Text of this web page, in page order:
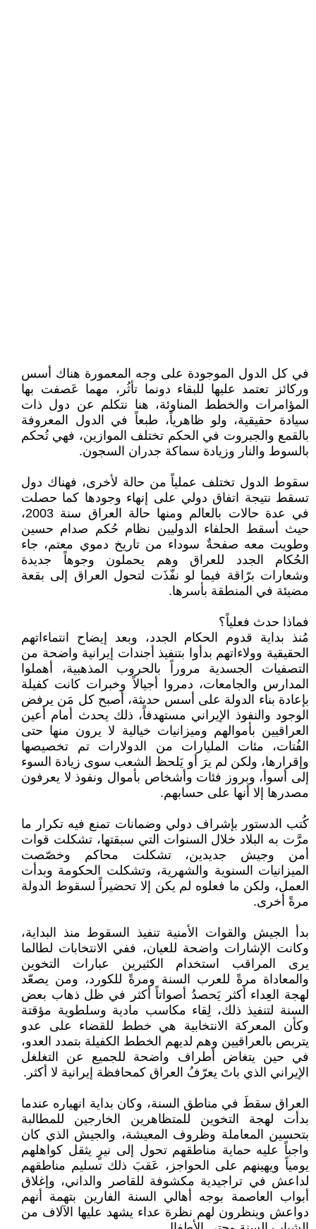
في كل الدول الموجودة على وجه المعمورة هناك أسس
وركائز تعتمد عليها للبقاء دونما تأثُر، مهما عَصفت بها
المؤامرات والخطط المناوئة، هنا نتكلم عن دول ذات
سيادة حقيقية، ولو ظاهرياً، طبعاً في الدول المعروفة
بالقمع والجبروت في الحكم تختلف الموازين، فهي تُحكم
بالسوط والنار وزيادة سماكة جدران السجون.
سقوط الدول تختلف عملياً من حالة لأخرى، فهناك دول
تسقط نتيجة اتفاق دولي على إنهاء وجودها كما حصلت
في عدة حالات بالعالم ومنها حالة العراق سنة 2003،
حيث أسقط الحلفاء الدوليين نظام حُكم صدام حسين
وطويت معه صفحةٌ سوداء من تاريخ دموي معتم، جاء
الحُكام الجدد للعراق وهم يحملون وجوهاً جديدة
وشعارات برّاقة فيما لو نفّذَت لتحول العراق إلى بقعة
مضيئة في المنطقة بأسرها.
فماذا حدث فعلياً؟
مُنذ بداية قدوم الحكام الجدد، وبعد إيضاح انتماءاتهم
الحقيقية وولاءاتهم بدأوا بتنفيذ أجندات إيرانية واضحة من
التصفيات الجسدية مروراً بالحروب المذهبية، أهملوا
المدارس والجامعات، دمروا أجيالاً وخبرات كانت كفيلة
بإعادة بناء الدولة على أسس حديثة، أصبح كل مَن يرفض
الوجود والنفوذ الإيراني مستهدفاً، ذلك يحدث أمام أعين
العراقيين بأموالهم وميزانيات خيالية لا يرون منها حتى
الفُتات، مئات المليارات من الدولارات تم تخصيصها
وإقرارها، ولكن لم يرَ أو يَلحظ الشعب سوى زيادة السوء
إلى أسوأ، وبروز فئات وأشخاص بأموال ونفوذ لا يعرفون
مصدرها إلا أنها على حسابهم.
كُتب الدستور بإشراف دولي وضمانات تمنع فيه تكرار ما
مرَّت به البلاد خلال السنوات التي سبقتها، تشكلت قوات
أمن وجيش جديدين، تشكلت محاكم وخصّصت
الميزانيات السنوية والشهرية، وتشكلت الحكومة وبدأت
العمل، ولكن ما فعلوه لم يكن إلا تحضيراً لسقوط الدولة
مرةً أخرى.
بدأ الجيش والقوات الأمنية تنفيذ السقوط منذ البداية،
وكانت الإشارات واضحة للعيان، ففي الانتخابات لطالما
يرى المراقب استخدام الكثيرين عبارات التخوين
والمعاداة مرةً للعرب السنة ومرةً للكورد، ومن يصعّد
لهجة العِداء أكثر يَحصدُ أصواتاً أكثر في ظل ذهاب بعض
السنة لتنفيذ ذلك، لِقاء مكاسب مادية وسلطوية مؤقتة
وكأن المعركة الانتخابية هي خطط للقضاء على عدو
يتربص بالعراقيين وهم لديهم الخطط الكفيلة بتمدد العدو،
في حين يتغاض أطراف واضحة للجميع عن التغلغل
الإيراني الذي باتَ يعرّفُ العراق كمحافظة إيرانية لا أكثر.
العراق سقطَ في مناطق السنة، وكان بداية انهياره عندما
بدأت لهجة التخوين للمتظاهرين الخارجين للمطالبة
بتحسين المعاملة وظروف المعيشة، والجيش الذي كان
واجباً عليه حماية مناطقهم تحول إلى نيرٍ يثقل كواهلهم
يومياً ويهينهم على الحواجز، عَقبَ ذلك تسليم مناطقهم
لداعش في تراجيدية مكشوفة للقاصر والداني، وإغلاق
أبواب العاصمة بوجه أهالي السنة الفارين بتهمة أنهم
دواعش وينظرون لهم نظرة عداء يشهد عليها الآلاف من